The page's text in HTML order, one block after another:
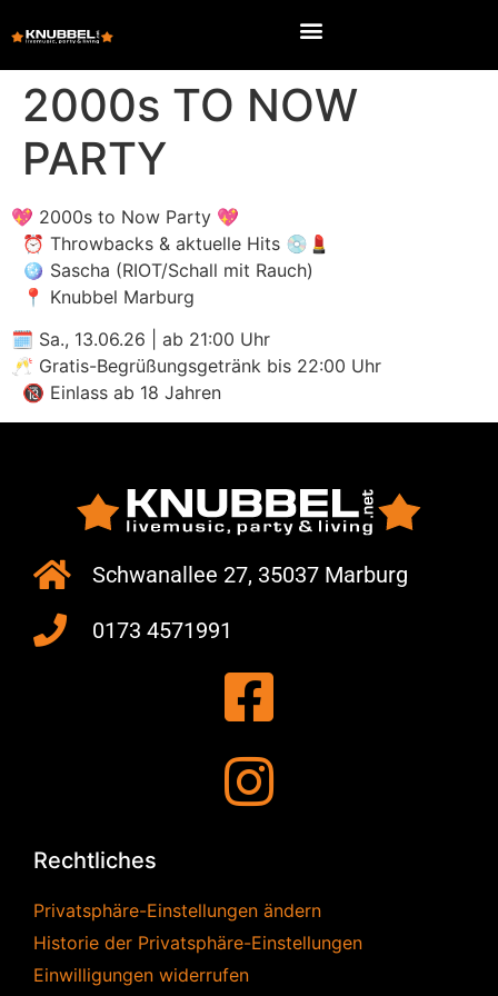
2000s TO NOW
PARTY
💖 2000s to Now Party 💖
⏰ Throwbacks & aktuelle Hits 💿💄
🪩 Sascha (RIOT/Schall mit Rauch)
📍 Knubbel Marburg
🗓 Sa., 13.06.26 | ab 21:00 Uhr
🥂 Gratis-Begrüßungsgetränk bis 22:00 Uhr
🔞 Einlass ab 18 Jahren
Schwanallee 27, 35037 Marburg
0173 4571991
Rechtliches
Privatsphäre-Einstellungen ändern
Historie der Privatsphäre-Einstellungen
Einwilligungen widerrufen